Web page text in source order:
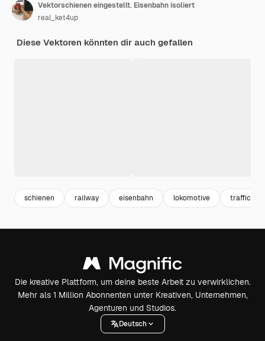
Vektorschienen eingestellt. Eisenbahn isoliert
real_ket4up
Diese Vektoren könnten dir auch gefallen
schienen railway eisenbahn lokomotive traffic
Die kreative Plattform, um deine beste Arbeit zu verwirklichen.
Mehr als 1 Million Abonnenten unter Kreativen, Unternehmen,
Agenturen und Studios.
Deutsch